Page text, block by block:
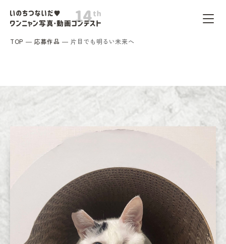
TOP 応募作品 片目でも明るい未来へ